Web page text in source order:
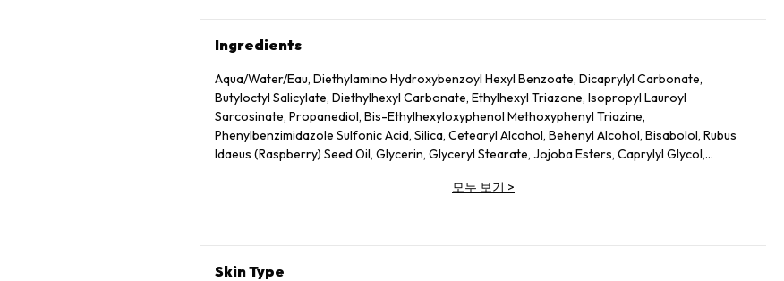
Ingredients
Aqua/Water/Eau, Diethylamino Hydroxybenzoyl Hexyl Benzoate, Dicaprylyl Carbonate,
Butyloctyl Salicylate, Diethylhexyl Carbonate, Ethylhexyl Triazone, Isopropyl Lauroyl
Sarcosinate, Propanediol, Bis-Ethylhexyloxyphenol Methoxyphenyl Triazine,
Phenylbenzimidazole Sulfonic Acid, Silica, Cetearyl Alcohol, Behenyl Alcohol, Bisabolol, Rubus
Idaeus (Raspberry) Seed Oil, Glycerin, Glyceryl Stearate, Jojoba Esters, Caprylyl Glycol,
Seed Wax, Sodium Stearoyl Glutamate, Xanthan Gum, Caprylhydroxamic Acid, Gossypium
Tocopheryl Acetate, Tocopherol, Terminalia Ferdinandiana Fruit Extract, Lecithin, Alanyl
모두 보기 >
Skin Type